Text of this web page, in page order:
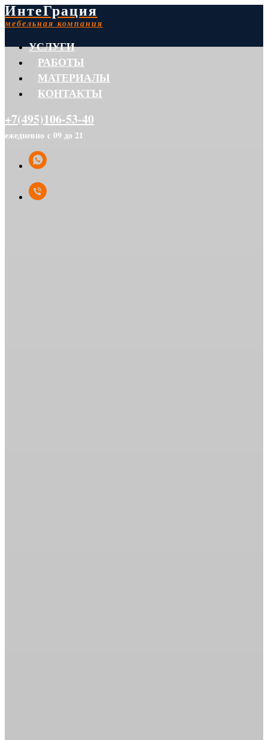
ИнтеГрация
мебельная компания
УСЛУГИ
РАБОТЫ
МАТЕРИАЛЫ
КОНТАКТЫ
+7(495)106-53-40
ежедневно с 09 до 21